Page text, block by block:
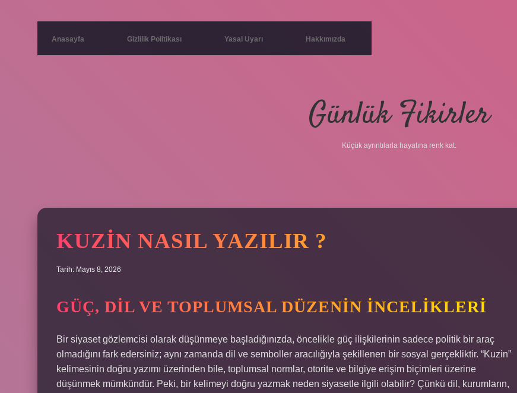
Anasayfa Gizlilik Politikası Yasal Uyarı Hakkımızda
Günlük Fikirler
Küçük ayrıntılarla hayatına renk kat.
KUZIN NASIL YAZILIR ?
Tarih: Mayıs 8, 2026
GÜÇ, DIL VE TOPLUMSAL DÜZENIN İNCELIKLERI
Bir siyaset gözlemcisi olarak düşünmeye başladığınızda, öncelikle güç ilişkilerinin sadece politik bir araç
olmadığını fark edersiniz; aynı zamanda dil ve semboller aracılığıyla şekillenen bir sosyal gerçekliktir. “Kuzin”
kelimesinin doğru yazımı üzerinden bile, toplumsal normlar, otorite ve bilgiye erişim biçimleri üzerine
düşünmek mümkündür. Peki, bir kelimeyi doğru yazmak neden siyasetle ilgili olabilir? Çünkü dil, kurumların,